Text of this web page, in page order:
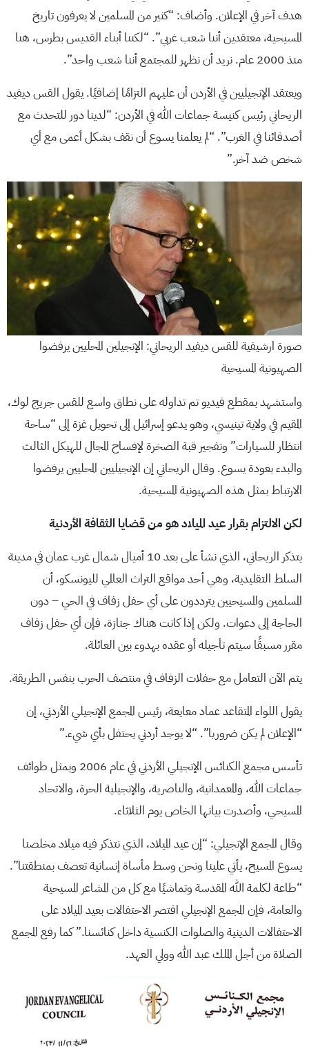
هدف آخر في الإعلان. وأضاف: “كثير من المسلمين لا يعرفون تاريخ
المسيحية، معتقدين أننا شعب غربي”. “لكننا أبناء القديس بطرس، هنا
منذ 2000 عام. نريد أن نظهر للمجتمع أننا شعب واحد”.
ويعتقد الإنجيليين في الأردن أن عليهم التزامًا إضافيًا. يقول القس ديفيد
الريحاني رئيس كنيسة جماعات الله في الأردن: “لدينا دور للتحدث مع
أصدقائنا في الغرب”. “لم يعلمنا يسوع أن نقف بشكل أعمى مع أي
شخص ضد آخر.”
صورة ارشيفية للقس ديفيد الريحاني: الإنجيلين المحليين يرفضوا
الصهيونية المسيحية
واستشهد بمقطع فيديو تم تداوله على نطاق واسع للقس جريج لوك،
المقيم في ولاية تينيسي، وهو يدعو إسرائيل إلى تحويل غزة إلى “ساحة
انتظار للسيارات” وتفجير قبة الصخرة لإفساح المجال للهيكل الثالث
والبدء بعودة يسوع. وقال الريحاني إن الإنجيليين المحليين يرفضوا
الارتباط بمثل هذه الصهيونية المسيحية.
لكن الالتزام بقرار عيد الميلاد هو من قضايا الثقافة الأردنية
يتذكر الريحاني، الذي نشأ على بعد 10 أميال شمال غرب عمان في مدينة
السلط التقليدية، وهي أحد مواقع التراث العالمي لليونسكو، أن
المسلمين والمسيحيين يترددون على أي حفل زفاف في الحي – دون
الحاجة إلى دعوات. ولكن إذا كانت هناك جنازة، فإن أي حفل زفاف
مقرر مسبقًا سيتم تأجيله أو عقده بهدوء بين العائلة.
يتم الآن التعامل مع حفلات الزفاف في منتصف الحرب بنفس الطريقة.
يقول اللواء المتقاعد عماد معايعة، رئيس المجمع الإنجيلي الأردني، إن
“الإعلان لم يكن ضروريا”. “لا يوجد أردني يحتفل بأي شيء.”
تأسس مجمع الكنائس الإنجيلي الأردني في عام 2006 ويمثل طوائف
جماعات الله، والمعمدانية، والناصرية، والإنجيلية الحرة، والاتحاد
المسيحي، وأصدرت بيانها الخاص يوم الثلاثاء.
وقال المجمع الإنجيلي: “إن عيد الميلاد، الذي نتذكر فيه ميلاد مخلصنا
يسوع المسيح، يأتي علينا ونحن وسط مأساة إنسانية تعصف بمنطقتنا”.
“طاعة لكلمة الله المقدسة وتماشيًا مع كل من المشاعر المسيحية
والعامة، فإن المجمع الإنجيلي اقتصر الاحتفالات بعيد الميلاد على
الاحتفالات الدينية والصلوات الكنسية داخل كنائسنا.” كما رفع المجمع
الصلاة من أجل الملك عبد الله وولي العهد.